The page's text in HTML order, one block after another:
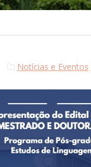
Notícias e Eventos